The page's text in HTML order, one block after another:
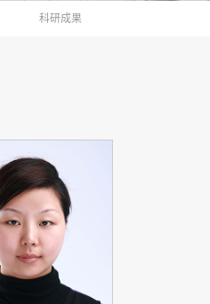
科研成果